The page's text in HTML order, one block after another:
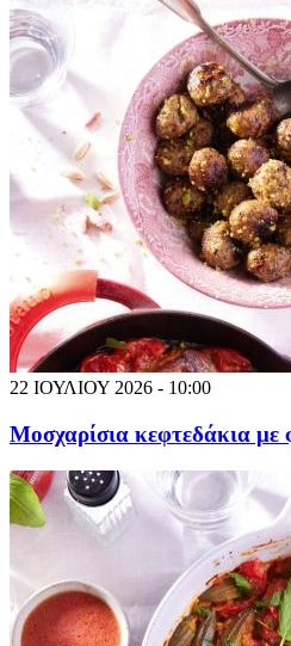
22 ΙΟΥΛΙΟΥ 2026 - 10:00
Μοσχαρίσια κεφτεδάκια με